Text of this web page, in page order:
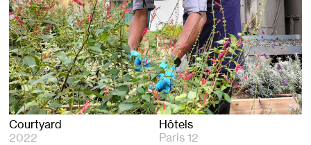
Courtyard
2022
Hôtels
Paris 12